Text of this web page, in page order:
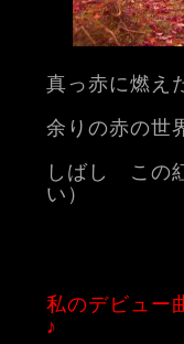
真っ赤に燃
余りの赤の
しばし この
い）
私のデビュ
♪